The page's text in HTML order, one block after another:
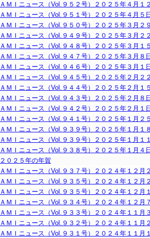
ＡＭＩニュース（Vol.９５２号）２０２５年４月１
ＡＭＩニュース（Vol.９５１号）２０２５年４月５
ＡＭＩニュース（Vol.９５０号）２０２５年３月２
ＡＭＩニュース（Vol.９４９号）２０２５年３月２
ＡＭＩニュース（Vol.９４８号）２０２５年３月１
ＡＭＩニュース（Vol.９４７号）２０２５年３月８
ＡＭＩニュース（Vol.９４６号）２０２５年３月１
ＡＭＩニュース（Vol.９４５号）２０２５年２月２
ＡＭＩニュース（Vol.９４４号）２０２５年２月１
ＡＭＩニュース（Vol.９４３号）２０２５年２月８
ＡＭＩニュース（Vol.９４２号）２０２５年２月１
ＡＭＩニュース（Vol.９４１号）２０２５年１月２
ＡＭＩニュース（Vol.９３９号）２０２５年１月１
ＡＭＩニュース（Vol.９３９号）２０２５年１月１
ＡＭＩニュース（Vol.９３８号）２０２５年１月４
２０２５年の年賀
ＡＭＩニュース（Vol.９３７号）２０２４年１２月
ＡＭＩニュース（Vol.９３５号）２０２４年１２月
ＡＭＩニュース（Vol.９３５号）２０２４年１２月
ＡＭＩニュース（Vol.９３４号）２０２４年１２月
ＡＭＩニュース（Vol.９３３号）２０２４年１１月
ＡＭＩニュース（Vol.９３２号）２０２４年１１月
ＡＭＩニュース（Vol.９３１号）２０２４年１１月